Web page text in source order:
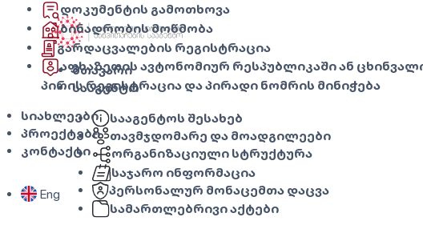
დოკუმენტის გამოთხოვა
ბინადრობის მოწმობა
გარდაცვალების რეგისტრაცია
აფხაზეთის ავტონომიურ რესპუბლიკაში ან
პირის რეგისტრაცია და პირადი ნომრის მინიჭება
სიახლეები
პროექტები
კონტაქტი
Eng
მთავარი
სააგენტო
სააგენტოს შესახებ
თავმჯდომარე და მოადგილეები
ორგანიზაციული სტრუქტურა
საჯარო ინფორმაცია
პერსონალურ მონაცემთა დაცვა
სამართლებრივი აქტები